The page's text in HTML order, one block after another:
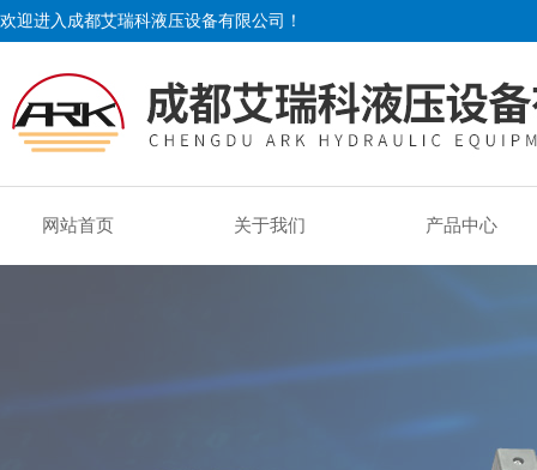
欢迎进入成都艾瑞科液压设备有限公司！
网站首页 关于我们 产品中心